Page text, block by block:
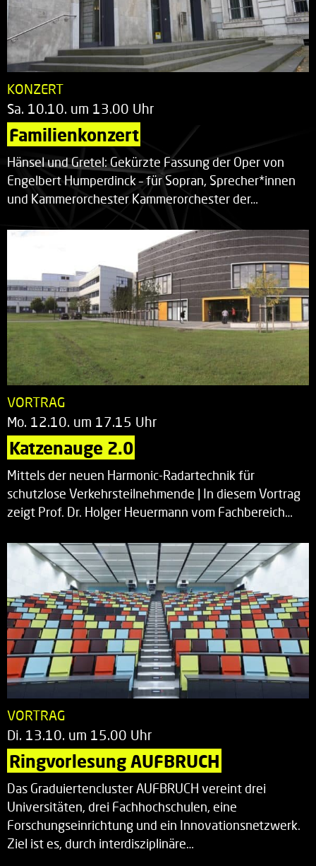
KONZERT
Sa. 10.10. um 13.00 Uhr
Familienkonzert
Hänsel und Gretel: Gekürzte Fassung der Oper von
Engelbert Humperdinck – für Sopran, Sprecher*innen
und Kammerorchester Kammerorchester der…
VORTRAG
Mo. 12.10. um 17.15 Uhr
Katzenauge 2.0
Mittels der neuen Harmonic-Radartechnik für
schutzlose Verkehrsteilnehmende | In diesem Vortrag
zeigt Prof. Dr. Holger Heuermann vom Fachbereich…
VORTRAG
Di. 13.10. um 15.00 Uhr
Ringvorlesung AUFBRUCH
Das Graduiertencluster AUFBRUCH vereint drei
Universitäten, drei Fachhochschulen, eine
Forschungseinrichtung und ein Innovationsnetzwerk.
Ziel ist es, durch interdisziplinäre…